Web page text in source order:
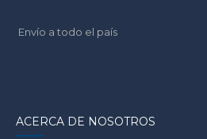
Envío a todo el país
ACERCA DE NOSOTROS